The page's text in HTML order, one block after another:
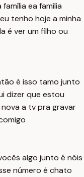
ea família
tenho hoje a minha
é ver um filho ou
é isso tamo junto
dizer que estou
a tv pra gravar
algo junto é nóis
número é chato